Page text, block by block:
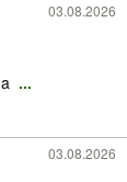
03.08.2026
...
03.08.2026